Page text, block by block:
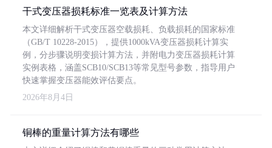
干式变压器损耗标准一览表及计算方法
本文详细解析干式变压器空载损耗、负载损耗的国家标准
（GB/T 10228-2015），提供1000kVA变压器损耗计算实
例，分步骤说明变损计算方法，并附电力变压器损耗计算
实例表格，涵盖SCB10/SCB13等常见型号参数，指导用户
快速掌握变压器能效评估要点。
2026年8月4日
铜棒的重量计算方法有哪些